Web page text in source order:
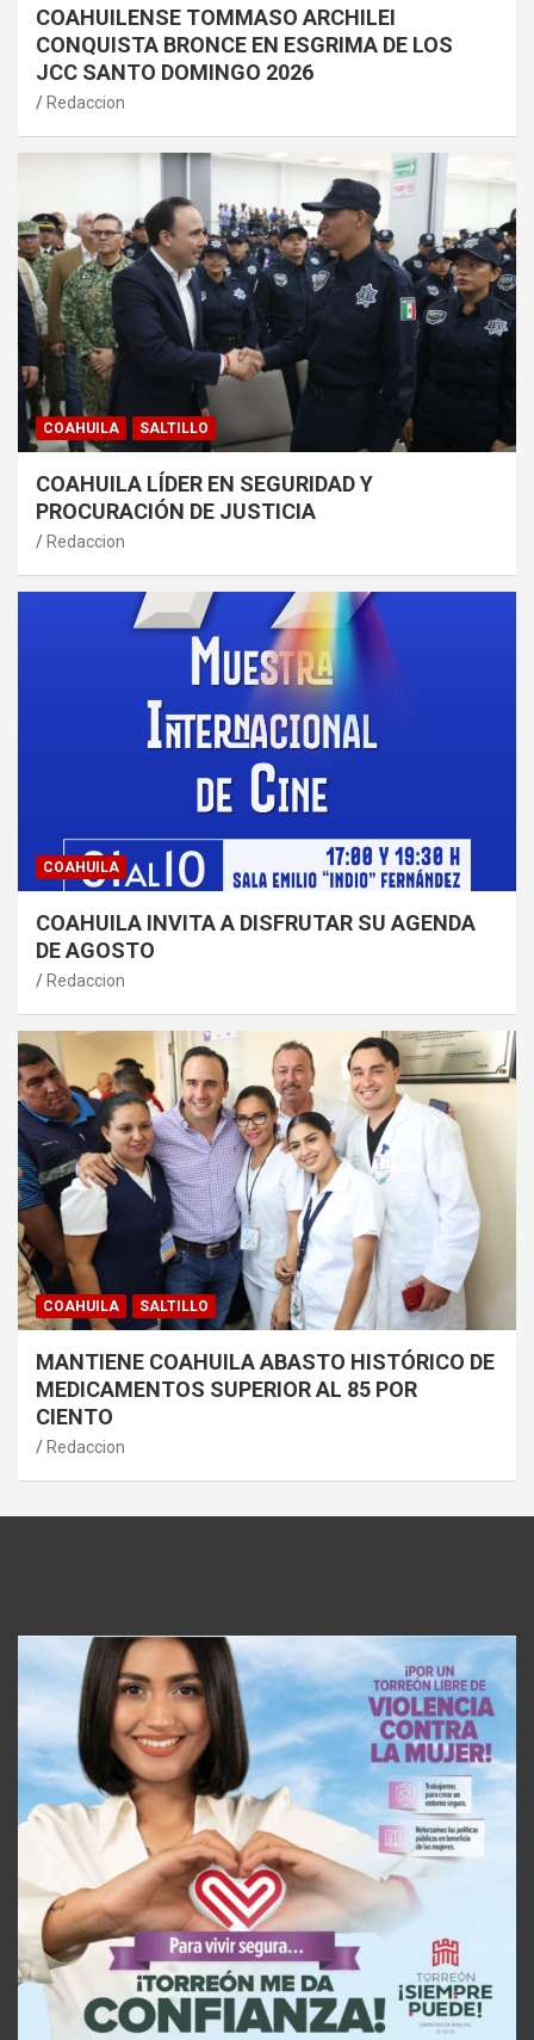
COAHUILENSE TOMMASO ARCHILEI
CONQUISTA BRONCE EN ESGRIMA DE LOS
JCC SANTO DOMINGO 2026
Redaccion
COAHUILA SALTILLO
COAHUILA LÍDER EN SEGURIDAD Y
PROCURACIÓN DE JUSTICIA
Redaccion
COAHUILA
COAHUILA INVITA A DISFRUTAR SU AGENDA
DE AGOSTO
Redaccion
COAHUILA SALTILLO
MANTIENE COAHUILA ABASTO HISTÓRICO DE
MEDICAMENTOS SUPERIOR AL 85 POR
CIENTO
Redaccion